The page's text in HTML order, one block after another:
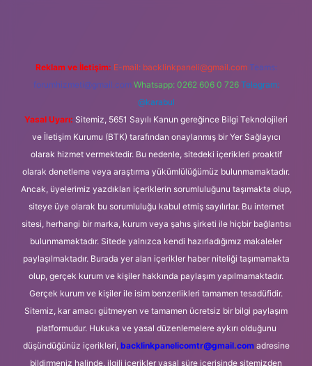
Reklam ve İletişim: E-mail: backlinkpaneli@gmail.com Teams:
forumhizmeti@gmail.com Whatsapp: 0262 606 0 726 Telegram:
@karabul
Yasal Uyarı: Sitemiz, 5651 Sayılı Kanun gereğince Bilgi Teknolojileri
ve İletişim Kurumu (BTK) tarafından onaylanmış bir Yer Sağlayıcı
olarak hizmet vermektedir. Bu nedenle, sitedeki içerikleri proaktif
olarak denetleme veya araştırma yükümlülüğümüz bulunmamaktadır.
Ancak, üyelerimiz yazdıkları içeriklerin sorumluluğunu taşımakta olup,
siteye üye olarak bu sorumluluğu kabul etmiş sayılırlar. Bu internet
sitesi, herhangi bir marka, kurum veya şahıs şirketi ile hiçbir bağlantısı
bulunmamaktadır. Sitede yalnızca kendi hazırladığımız makaleler
paylaşılmaktadır. Burada yer alan içerikler haber niteliği taşımamakta
olup, gerçek kurum ve kişiler hakkında paylaşım yapılmamaktadır.
Gerçek kurum ve kişiler ile isim benzerlikleri tamamen tesadüfidir.
Sitemiz, kar amacı gütmeyen ve tamamen ücretsiz bir bilgi paylaşım
platformudur. Hukuka ve yasal düzenlemelere aykırı olduğunu
düşündüğünüz içerikleri, backlinkpanelicomtr@gmail.comadresine
bildirmeniz halinde, ilgili içerikler yasal süre içerisinde sitemizden